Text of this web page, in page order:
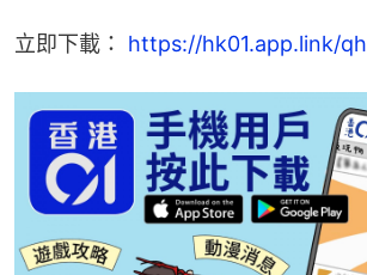
立即下載： https://hk01.app.link/